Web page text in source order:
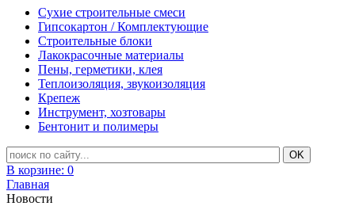
Сухие строительные смеси
Гипсокартон / Комплектующие
Строительные блоки
Лакокрасочные материалы
Пены, герметики, клея
Теплоизоляция, звукоизоляция
Крепеж
Инструмент, хозтовары
Бентонит и полимеры
В корзине: 0
Главная
Новости